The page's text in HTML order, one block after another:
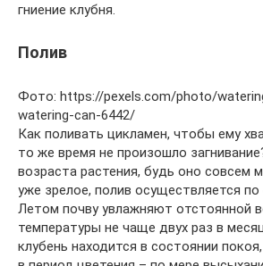
гниение клубня.
Полив
Фото: https://pexels.com/photo/
watering-can-6442/
Как поливать цикламен, чтобы ему
то же время не произошло
возраста растения, будь оно совсем
уже зрелое, полив осуществляется
Летом почву увлажняют отстоянной
температуры не чаще двух раз в
клубень находится в состоянии